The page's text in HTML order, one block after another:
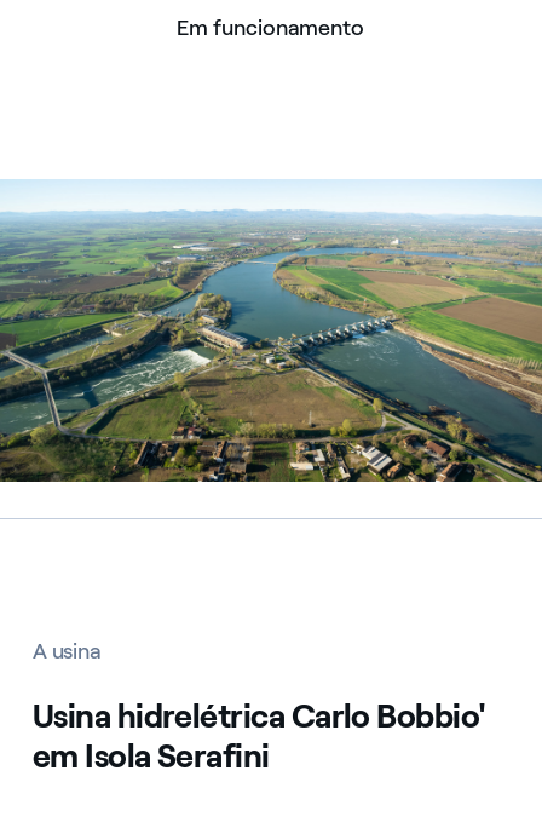
Em funcionamento
A usina
Usina hidrelétrica Carlo Bobbio'
em Isola Serafini